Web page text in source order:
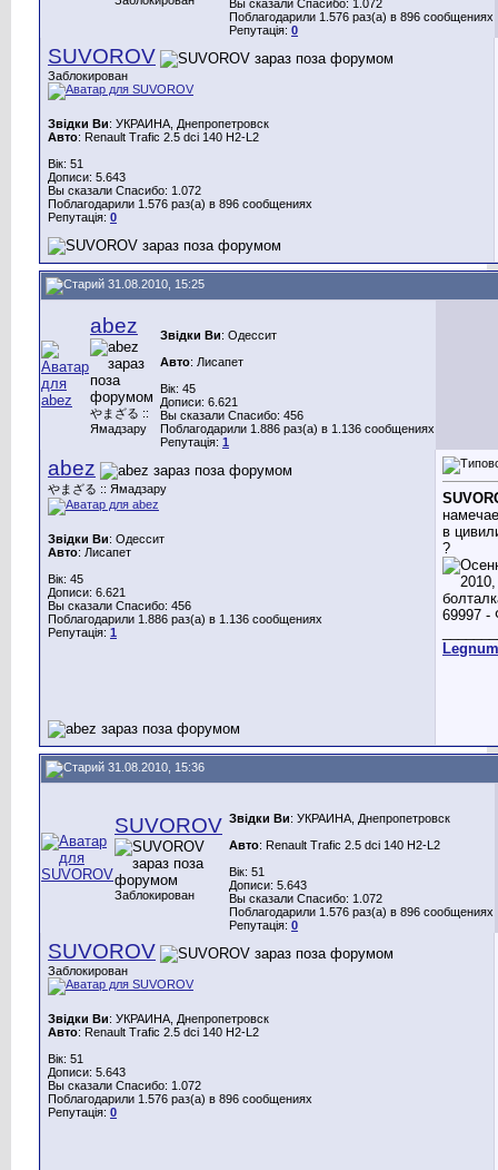
Вы сказали Спасибо: 1.072
Поблагодарили 1.576 раз(а) в 896 сообщениях
Репутація: 0
SUVOROV
Заблокирован
Звідки Ви: УКРАИНА, Днепропетровск
Авто: Renault Trafic 2.5 dci 140 H2-L2
Вік: 51
Дописи: 5.643
Вы сказали Спасибо: 1.072
Поблагодарили 1.576 раз(а) в 896 сообщениях
Репутація: 0
31.08.2010, 15:25
abez
やまざる ::
Ямадзару
Звідки Ви: Одессит
Авто: Лисапет
Вік: 45
Дописи: 6.621
Вы сказали Спасибо: 456
Поблагодарили 1.886 раз(а) в 1.136 сообщениях
Репутація: 1
abez
やまざる :: Ямадзару
Звідки Ви: Одессит
Авто: Лисапет
Вік: 45
Дописи: 6.621
Вы сказали Спасибо: 456
Поблагодарили 1.886 раз(а) в 1.136 сообщениях
Репутація: 1
в
?
Legnum
31.08.2010, 15:36
SUVOROV
Заблокирован
Звідки Ви: УКРАИНА, Днепропетровск
Авто: Renault Trafic 2.5 dci 140 H2-L2
Вік: 51
Дописи: 5.643
Вы сказали Спасибо: 1.072
Поблагодарили 1.576 раз(а) в 896 сообщениях
Репутація: 0
SUVOROV
Заблокирован
Звідки Ви: УКРАИНА, Днепропетровск
Авто: Renault Trafic 2.5 dci 140 H2-L2
Вік: 51
Дописи: 5.643
Вы сказали Спасибо: 1.072
Поблагодарили 1.576 раз(а) в 896 сообщениях
Репутація: 0